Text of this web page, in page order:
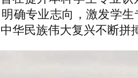
确专业志向，激发学
华民族伟大复兴不断拼